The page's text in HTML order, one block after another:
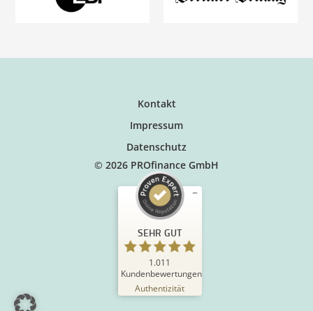
Kontakt
Impressum
Datenschutz
© 2026 PROfinance GmbH
SEHR GUT
1.011
Kundenbewertungen
Authentizität